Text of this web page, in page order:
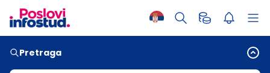
Pretraga